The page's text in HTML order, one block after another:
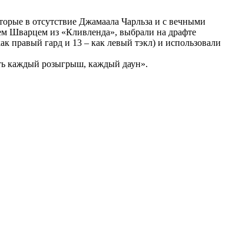
в отсутствие Джамаала Чарльза и с вечными
Шварцем из «Кливленда», выбрали на драфте
правый гард и 13 – как левый тэкл) и использовали
каждый розыгрыш, каждый даун».